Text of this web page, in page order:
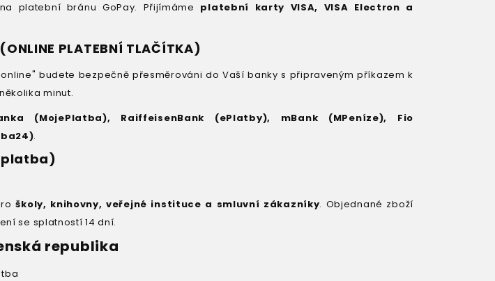
platební bránu GoPay. Přijímáme platební karty VISA, VISA Electron a
PLATEBNÍ TLAČÍTKA)
budete bezpečně přesměrováni do Vaší banky s připraveným příkazem k
minut.
(MojePlatba), RaiffeisenBank (ePlatby), mBank (MPeníze), Fio
.
platba)
školy, knihovny, veřejné instituce a smluvní zákazníky. Objednané zboží
se splatností 14 dní.
republika